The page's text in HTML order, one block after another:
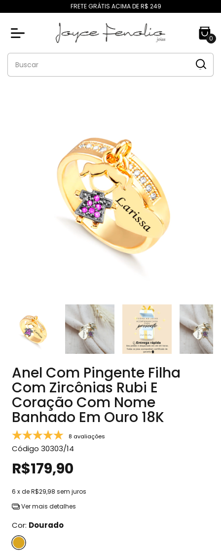
FRETE GRÁTIS ACIMA DE R$ 249
0
Anel Com Pingente Filha
Com Zircônias Rubi E
Coração Com Nome
Banhado Em Ouro 18K
8 avaliações
Código 30303/14
R$179,90
6 x deR$29,98 sem juros
Ver mais detalhes
Cor: Dourado